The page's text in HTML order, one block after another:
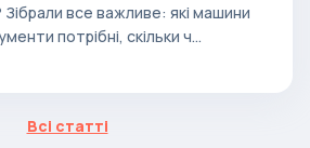
Зібрали все важливе: які машини
потрібні, скільки ч...
Всі статті